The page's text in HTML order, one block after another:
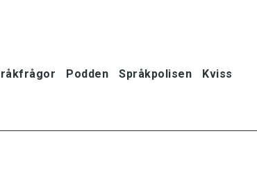
Podden Språkpolisen Kviss